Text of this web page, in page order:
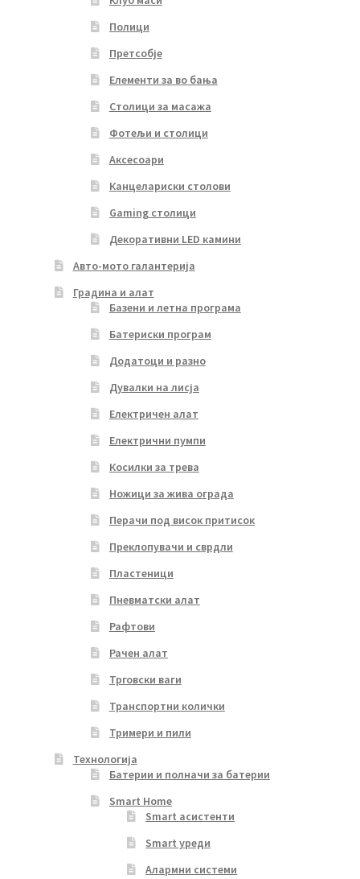
Полици
Претсобје
Елементи за во бања
Столици за масажа
Фотељи и столици
Аксесоари
Канцелариски столови
Gaming столици
Декоративни LED камини
Авто-мото галантерија
Градина и алат
Базени и летна програма
Батериски програм
Додатоци и разно
Дувалки на лисја
Електричен алат
Електрични пумпи
Косилки за трева
Ножици за жива ограда
Перачи под висок притисок
Преклопувачи и сврдли
Пластеници
Пневматски алат
Рафтови
Рачен алат
Трговски ваги
Транспортни колички
Тримери и пили
Технологија
Батерии и полначи за батерии
Smart Home
Smart асистенти
Smart уреди
Алармни системи